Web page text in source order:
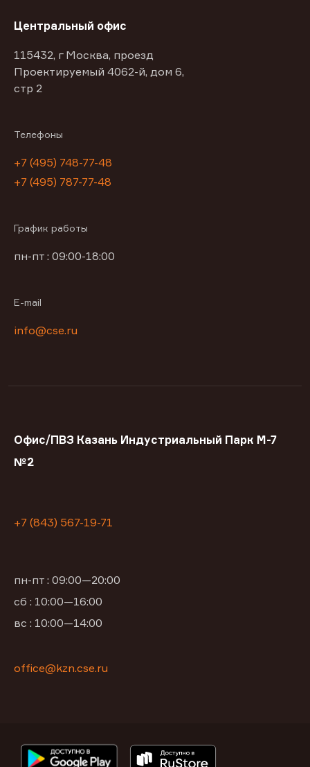
Центральный офис
115432, г Москва, проезд
Проектируемый 4062-й, дом 6,
стр 2
Телефоны
+7 (495) 748-77-48
+7 (495) 787-77-48
График работы
пн-пт : 09:00-18:00
E-mail
info@cse.ru
Офис/ПВЗ Казань Индустриальный Парк М-7
№2
+7 (843) 567-19-71
пн-пт : 09:00—20:00
сб : 10:00—16:00
вс : 10:00—14:00
office@kzn.cse.ru